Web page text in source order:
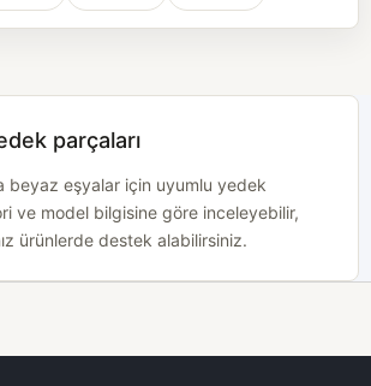
parçaları
beyaz eşyalar için uyumlu yedek
ve model bilgisine göre inceleyebilir,
ürünlerde destek alabilirsiniz.